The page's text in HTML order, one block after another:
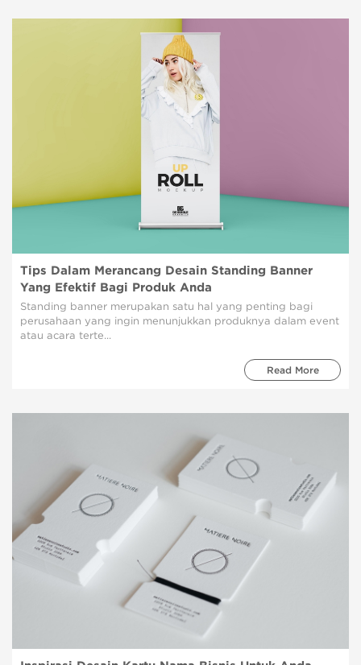
Tips Dalam Merancang Desain Standing Banner
Yang Efektif Bagi Produk Anda
Standing banner merupakan satu hal yang penting bagi
perusahaan yang ingin menunjukkan produknya dalam event
atau acara terte...
Read More